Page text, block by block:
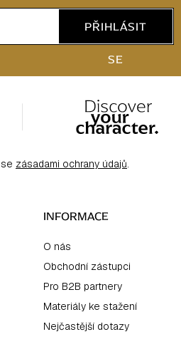
PŘIHLÁSIT
SE
zásadami ochrany údajů.
INFORMACE
O nás
Obchodní zástupci
Pro B2B partnery
Materiály ke stažení
Nejčastější dotazy